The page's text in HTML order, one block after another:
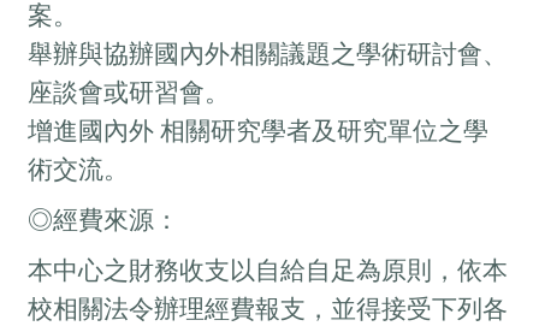
案。
舉辦與協辦國內外相關議題之學術研討會、
座談會或研習會。
增進國內外 相關研究學者及研究單位之學
術交流。
◎經費來源：
本中心之財務收支以自給自足為原則，依本
校相關法令辦理經費報支，並得接受下列各